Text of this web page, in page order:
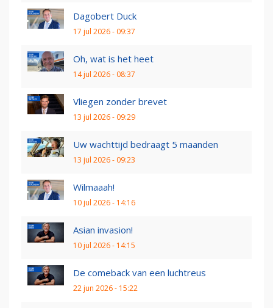
Dagobert Duck
17 jul 2026 - 09:37
Oh, wat is het heet
14 jul 2026 - 08:37
Vliegen zonder brevet
13 jul 2026 - 09:29
Uw wachttijd bedraagt 5 maanden
13 jul 2026 - 09:23
Wilmaaah!
10 jul 2026 - 14:16
Asian invasion!
10 jul 2026 - 14:15
De comeback van een luchtreus
22 jun 2026 - 15:22